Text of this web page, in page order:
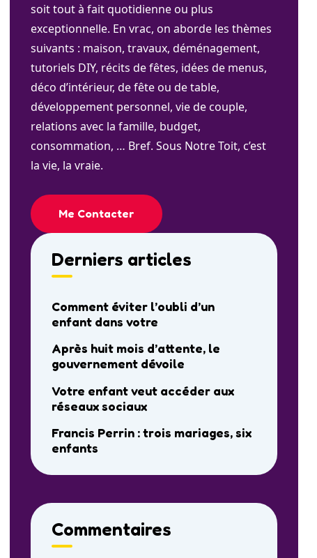
soit tout à fait quotidienne ou plus
exceptionnelle. En vrac, on aborde les thèmes
suivants : maison, travaux, déménagement,
tutoriels DIY, récits de fêtes, idées de menus,
déco d’intérieur, de fête ou de table,
développement personnel, vie de couple,
relations avec la famille, budget,
consommation, … Bref. Sous Notre Toit, c’est
la vie, la vraie.
Me Contacter
Derniers articles
Comment éviter l’oubli d’un
enfant dans votre
Après huit mois d’attente, le
gouvernement dévoile
Votre enfant veut accéder aux
réseaux sociaux
Francis Perrin : trois mariages, six
enfants
Commentaires